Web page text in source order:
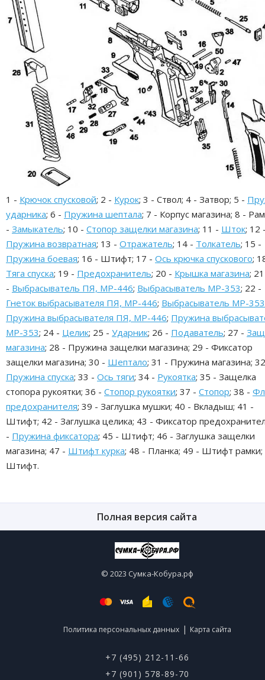
1 - Крючок спусковой; 2 - Курок; 3 - Ствол; 4 - Затвор; 5 -
ударника; 6 - Пружина шептала; 7 - Корпус магазина; 8 -
- Замыкатель; 10 - Стопор защелки магазина; 11 - Шток; 12
Пружина возвратная; 13 - Отражатель; 14 - Толкатель; 15 -
Пружина боевая; 16 - Штифт; 17 - Ось крючка спускового;
Тяга спуска; 19 - Предохранитель; 20 - Крышка магазина; 21
- Выбрасыватель ПЯ, МР-446; Выбрасыватель МР-353; 22 -
Гнеток выбрасывателя ПЯ, МР-446; Выбрасыватель МР-353
Пружина выбрасывателя ПЯ, МР-446; Пружина
МР-353; 24 - Целик; 25 - Ударник; 26 - Подаватель; 27 -
магазина; 28 - Пружина защелки магазина; 29 - Фиксатор
защелки магазина; 30 - Шептало; 31 - Пружина магазина;
Пружина спуска; 33 - Ось тяги; 34 - Рукоятка; 35 - Защелка
стопора рукоятки; 36 - Стопор рукоятки; 37 - Стопор; 38 -
предохранителя; 39 - Заглушка мушки; 40 - Вкладыш; 41 -
Штифт; 42 - Заглушка целика; 43 - Фиксатор
- Пружина фиксатора; 45 - Штифт; 46 - Заглушка защелки
магазина; 47 - Штифт курка; 48 - Планка; 49 - Штифт рамки;
Штифт.
Полная версия сайта
© 2023 Сумка-Кобура.рф
Политика персональных данных | Карта сайта
+7 (495) 212-11-66
+7 (901) 578-89-70